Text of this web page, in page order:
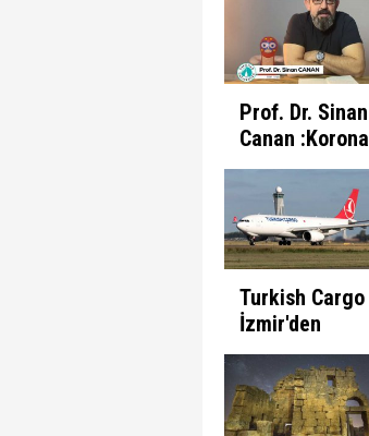
Prof. Dr. Sinan
Canan :Korona
Günlerinde
İnsanın Fabrika
Ayarları
Turkish Cargo
İzmir'den
seferlerine
başlıyor